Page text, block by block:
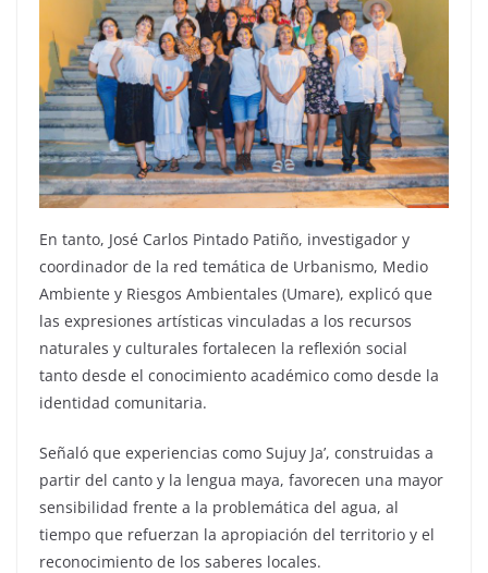
En tanto, José Carlos Pintado Patiño, investigador y
coordinador de la red temática de Urbanismo, Medio
Ambiente y Riesgos Ambientales (Umare), explicó que
las expresiones artísticas vinculadas a los recursos
naturales y culturales fortalecen la reflexión social
tanto desde el conocimiento académico como desde la
identidad comunitaria.
Señaló que experiencias como Sujuy Ja’, construidas a
partir del canto y la lengua maya, favorecen una mayor
sensibilidad frente a la problemática del agua, al
tiempo que refuerzan la apropiación del territorio y el
reconocimiento de los saberes locales.